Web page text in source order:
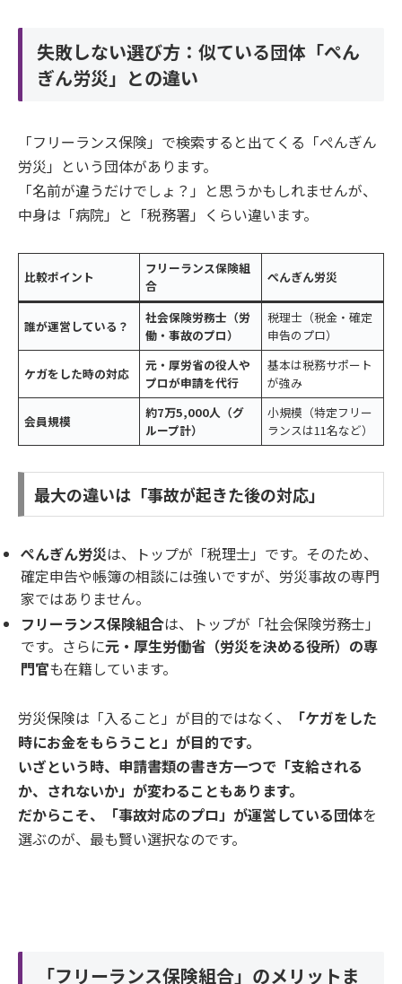
失敗しない選び方：似ている団体「ぺん
ぎん労災」との違い
「フリーランス保険」で検索すると出てくる「ぺんぎん
労災」という団体があります。
「名前が違うだけでしょ？」と思うかもしれませんが、
中身は「病院」と「税務署」くらい違います。
比較ポイント
フリーランス保険組
合
ぺんぎん労災
誰が運営している？
社会保険労務士（労
働・事故のプロ）
税理士（税金・確定
申告のプロ）
ケガをした時の対応
元・厚労省の役人や
プロが申請を代行
基本は税務サポート
が強み
会員規模
約7万5,000人 （グ
ループ計）
小規模（特定フリー
ランスは11名など）
最大の違いは「事故が起きた後の対応」
ぺんぎん労災は、トップが「税理士」です。そのため、
確定申告や帳簿の相談には強いですが、労災事故の専門
家ではありません。
フリーランス保険組合は、トップが「社会保険労務士」
です。さらに元・厚生労働省（労災を決める役所）の専
門官も在籍しています。
労災保険は「入ること」が目的ではなく、
「ケガをした
時にお金をもらうこと」が目的です。
いざという時、申請書類の書き方一つで「支給される
か、されないか」が変わることもあります。
だからこそ、「事故対応のプロ」が運営している団体を
選ぶのが、最も賢い選択なのです。
「フリーランス保険組合」のメリットま